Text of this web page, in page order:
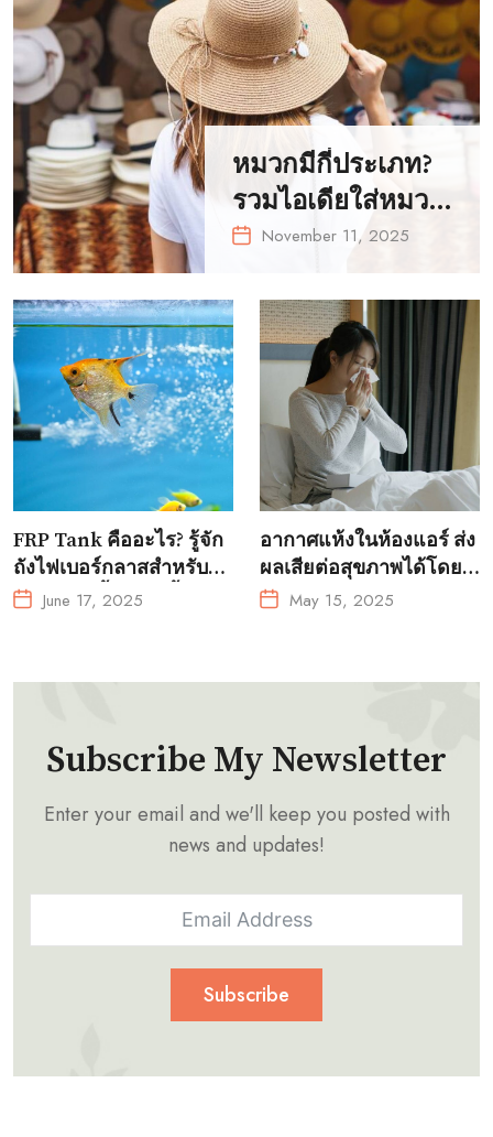
หมวกมีกี่ประเภท?
รวมไอเดียใส่หมวก
ให้เข้ากับการแต่ง
November 11, 2025
FRP Tank คืออะไร? รู้จัก
ถังไฟเบอร์กลาสสำหรับ
การเพาะเลี้ยงสัตว์น้ำ?
June 17, 2025
อากาศแห้งในห้องแอร์ ส่ง
ผลเสียต่อสุขภาพได้โดย
ไม่รู้ตัว!May 15, 2025
Subscribe My Newsletter
Enter your email and we'll keep you posted with
news and updates!
Subscribe